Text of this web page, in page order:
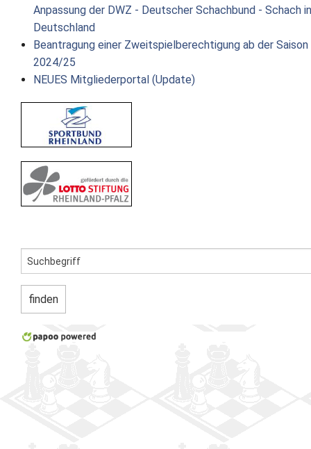
Anpassung der DWZ - Deutscher Schachbund - Schach in
Deutschland
Beantragung einer Zweitspielberechtigung ab der Saison
2024/25
NEUES Mitgliederportal (Update)